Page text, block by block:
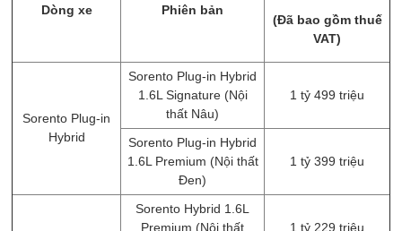
Dòng xe Phiên bản
(Đã bao gồm thuế
VAT)
Sorento Plug-in
Hybrid
Sorento Plug-in Hybrid
1.6L Signature (Nội
thất Nâu)
1 tỷ 499 triệu
Sorento Plug-in Hybrid
1.6L Premium (Nội thất
Đen)
1 tỷ 399 triệu
Sorento Hybrid 1.6L
Premium (Nội thất
1 tỷ 229 triệu